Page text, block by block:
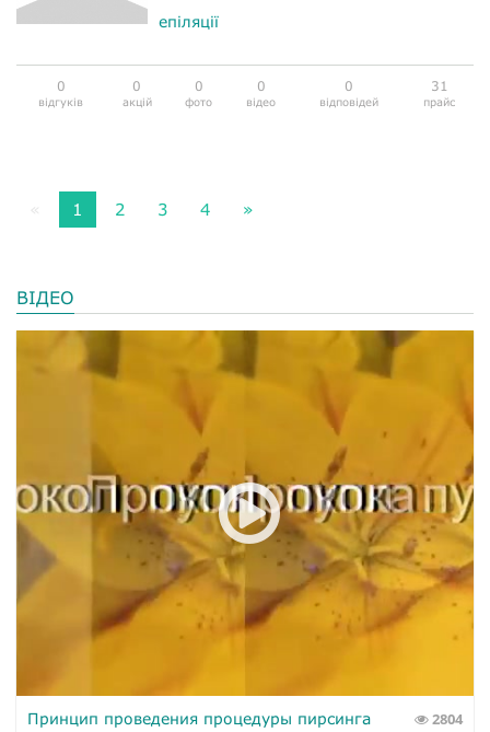
епіляції
0
відгуків
0
акцій
0
фото
0
відео
0
відповідей
31
прайс
1 2 3 4 »
ВІДЕО
Принцип проведения процедуры пирсинга 2804